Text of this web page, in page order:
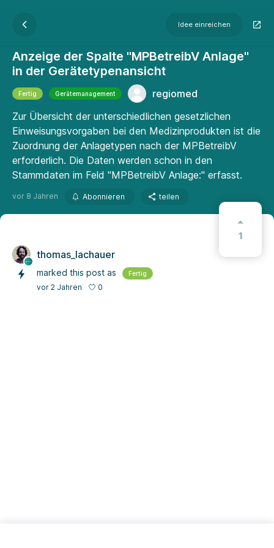
Idee einreichen
Anzeige der Spalte "MPBetreibV Anlage"
in der Gerätetypenansicht
Fertig Gerätemanagement
regiomed
Zur Übersicht der unterschiedlichen gesetzlichen
Einweisungsvorgaben bei den Medizinprodukten ist die
Zuordnung der Anlagetypen nach der MPBetreibV
erforderlich. Die Daten werden schon in den
Stammdaten im Feld "MPBetreibV Anlage:" erfasst.
vor 8 Jahren Abonnieren teilen
1
thomas_lachauer
marked this post as Fertig
vor 2 Jahren 0